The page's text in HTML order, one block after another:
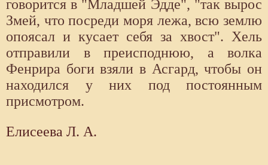
говорится в "Младшей Эдде", "так вырос
Змей, что посреди моря лежа, всю землю
опоясал и кусает себя за хвост". Хель
отправили в преисподнюю, а волка
Фенрира боги взяли в Асгард, чтобы он
находился у них под постоянным
присмотром.
Елисеева Л. А.